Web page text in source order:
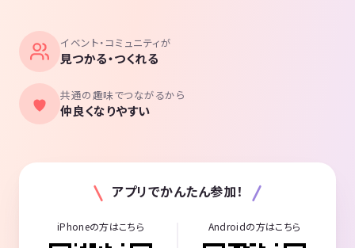
イベント・コミュニティが
見つかる・つくれる
共通の趣味でつながるから
仲良くなりやすい
アプリでかんたん参加！
iPhoneの方はこちら Androidの方はこちら